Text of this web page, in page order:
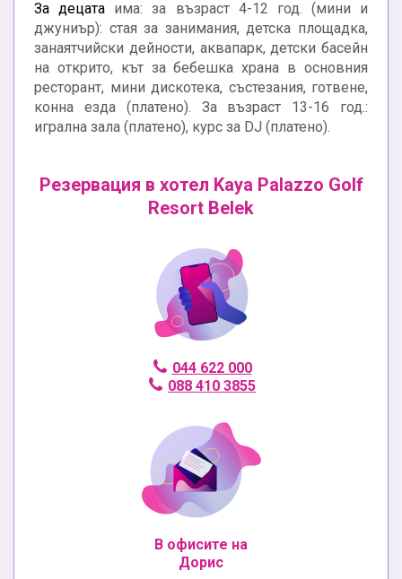
За децата има: за възраст 4-12 год. (мини и
джуниър): стая за занимания, детска площадка,
занаятчийски дейности, аквапарк, детски басейн
на открито, кът за бебешка храна в основния
ресторант, мини дискотека, състезания, готвене,
конна езда (платено). За възраст 13-16 год.:
игрална зала (платено), курс за DJ (платено).
Резервация в хотел Kaya Palazzo Golf
Resort Belek
044 622 000
088 410 3855
В офисите на
Дорис